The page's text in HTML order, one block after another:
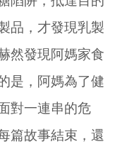
品，才發現乳製
然發現阿媽家食
是，阿媽為了健
對一連串的危
篇故事結束，還